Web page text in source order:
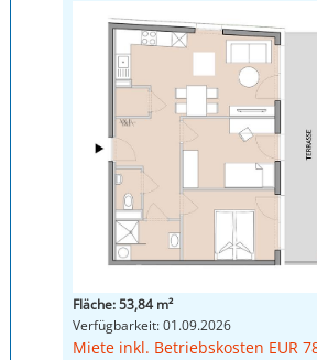
Fläche: 53,84 m²
Verfügbarkeit: 01.09.2026
Miete inkl. Betriebskosten EUR